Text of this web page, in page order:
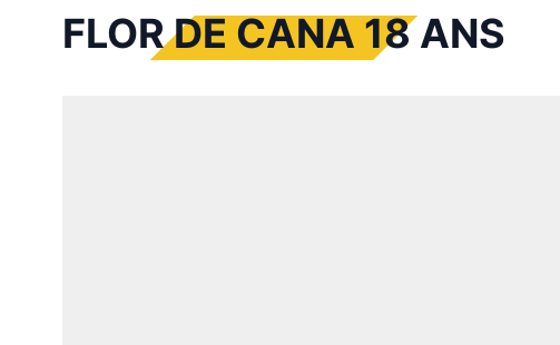
FLOR DE CANA 18 ANS